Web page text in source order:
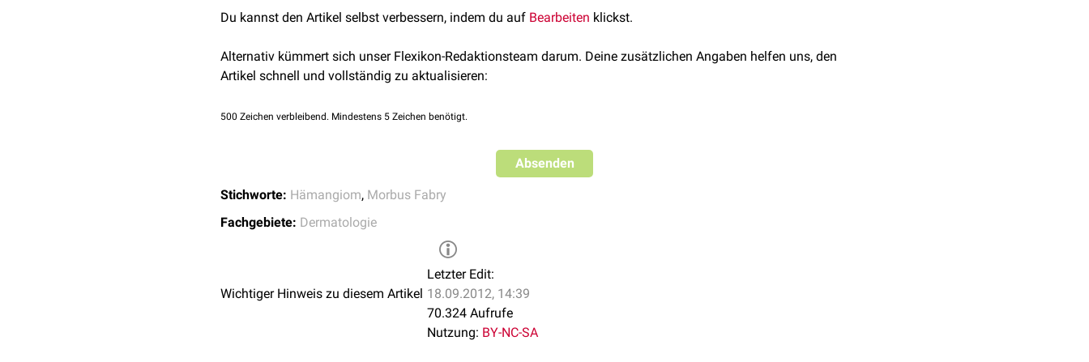
solitäres Angiokeratom: kommt am häufigsten bei KindernundJugendlichen
idiopathisches Angiokeratoma corporis diffusum: häufig wiederkehrende Angiokeratome, ohne erkennbare
pathologischeUrsache
Du kannst den Artikel selbst verbessern, indem du auf Bearbeiten klickst.
Alternativ kümmert sich unser Flexikon-Redaktionsteam darum. Deine zusätzlichen Angaben helfen uns, den
Artikel schnell und vollständig zu aktualisieren:
500 Zeichen verbleibend. Mindestens 5 Zeichen benötigt.
Absenden
Stichworte: Hämangiom, Morbus Fabry
Fachgebiete: Dermatologie
Wichtiger Hinweis zu diesem Artikel
Letzter Edit:
18.09.2012, 14:39
70.324 Aufrufe
Nutzung: BY-NC-SA